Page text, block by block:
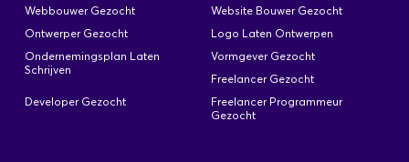
Webbouwer Gezocht
Website Bouwer Gezocht
Ontwerper Gezocht
Logo Laten Ontwerpen
Ondernemingsplan Laten
Schrijven
Vormgever Gezocht
Freelancer Gezocht
Developer Gezocht
Freelancer Programmeur
Gezocht